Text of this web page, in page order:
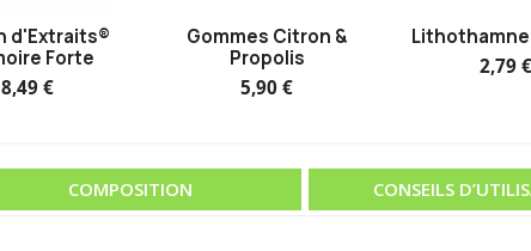
d'Extraits®
Forte
8,49 €
Gommes Citron &
Propolis
5,90 €
2,79 €
COMPOSITION CONSEILS